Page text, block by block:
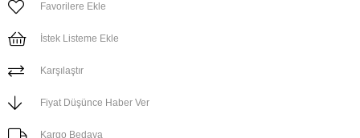
Favorilere Ekle
İstek Listeme Ekle
Karşılaştır
Fiyat Düşünce Haber Ver
Kargo Bedava